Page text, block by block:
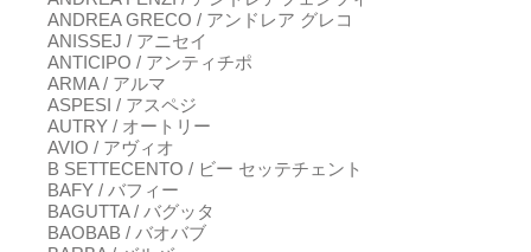
ANDREA GRECO / アンドレア グレコ
ANISSEJ / アニセイ
ANTICIPO / アンティチポ
ARMA / アルマ
ASPESI / アスペジ
AUTRY / オートリー
AVIO / アヴィオ
B SETTECENTO / ビー セッテチェント
BAFY / バフィー
BAGUTTA / バグッタ
BAOBAB / バオバブ